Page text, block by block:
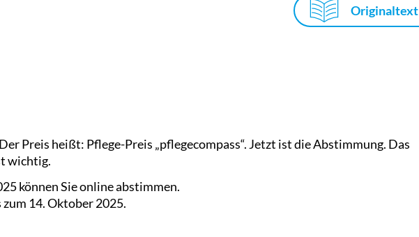
Originaltext
Preis heißt: Pflege-Preis „pflegecompass“. Jetzt ist die Abstimmung. Das
wichtig.
können Sie online abstimmen.
14. Oktober 2025.